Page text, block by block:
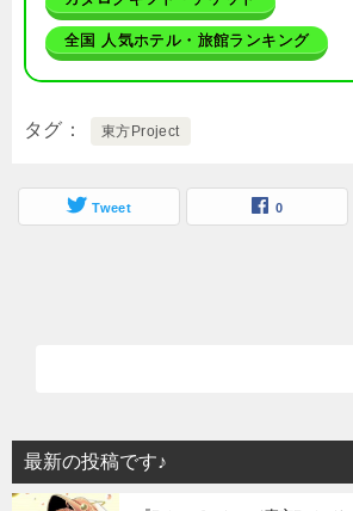
全国 人気ホテル・旅館ランキング
タグ 東方Project
Tweet 0
最新の投稿です♪